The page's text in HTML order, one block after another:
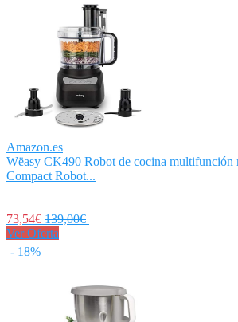
Amazon.es
Wëasy CK490 Robot de cocina
Compact Robot...
73,54€ 139,00€
Ver Oferta
- 18%